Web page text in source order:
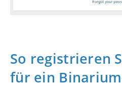
So registrieren
für ein